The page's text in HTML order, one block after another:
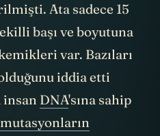
Ata sadece 15
başı ve boyutuna
var. Bazıları
iddia etti
insan DNA'sına sahip
mutasyonların